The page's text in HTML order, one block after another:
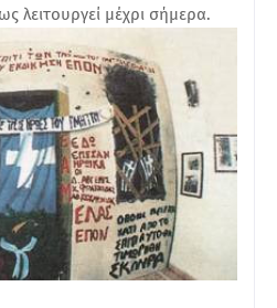
λειτουργεί μέχρι σήμερα.